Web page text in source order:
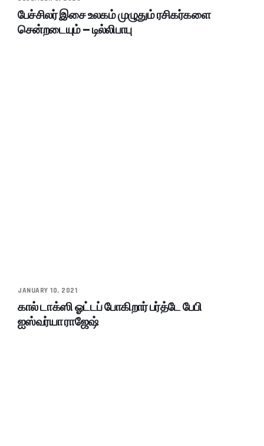
பேச்சிலர் இசை உலகம் முழுதும் ரசிகர்களை
சென்றடையும் – டில்லிபாபு
JANUARY 10, 2021
கால் டாக்ஸி ஓட்டப் போகிறார் பர்த்டே பேபி
ஐஸ்வர்யா ராஜேஷ்